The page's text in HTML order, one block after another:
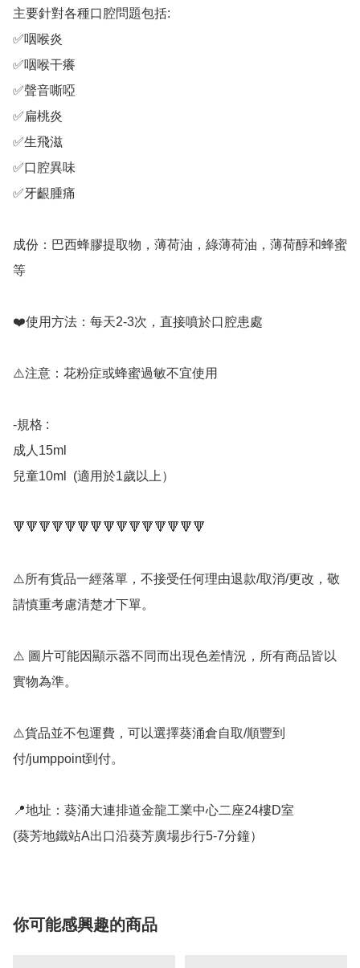
主要針對各種口腔問題包括:
✅咽喉炎
✅咽喉干癢
✅聲音嘶啞
✅扁桃炎
✅生飛滋
✅口腔異味
✅牙齦腫痛
成份：巴西蜂膠提取物，薄荷油，綠薄荷油，薄荷醇和蜂蜜
等
❤️使用方法：每天2-3次，直接噴於口腔患處
⚠️注意：花粉症或蜂蜜過敏不宜使用
-規格 :
成人15ml
兒童10ml  (適用於1歲以上）
🔻🔻🔻🔻🔻🔻🔻🔻🔻🔻🔻🔻🔻🔻🔻
⚠️所有貨品一經落單，不接受任何理由退款/取消/更改，敬
請慎重考慮清楚才下單。
⚠️ 圖片可能因顯示器不同而出現色差情況，所有商品皆以
實物為準。
⚠️貨品並不包運費，可以選擇葵涌倉自取/順豐到
付/jumppoint到付。
📍地址：葵涌大連排道金龍工業中心二座24樓D室
(葵芳地鐵站A出口沿葵芳廣場步行5-7分鐘）
你可能感興趣的商品